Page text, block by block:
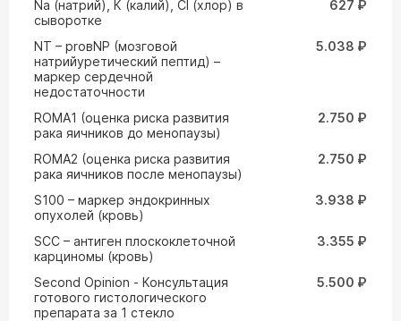
Na (натрий), К (калий), Cl (хлор) в
сыворотке
627 ₽
NT – proвNP (мозговой
натрийуретический пептид) –
маркер сердечной
недостаточности
5.038 ₽
ROMA1 (оценка риска развития
рака яичников до менопаузы)
2.750 ₽
ROMA2 (оценка риска развития
рака яичников после менопаузы)
2.750 ₽
S100 – маркер эндокринных
опухолей (кровь)
3.938 ₽
SCC – антиген плоскоклеточной
карциномы (кровь)
3.355 ₽
Second Opinion - Консультация
готового гистологического
препарата за 1 стекло
5.500 ₽